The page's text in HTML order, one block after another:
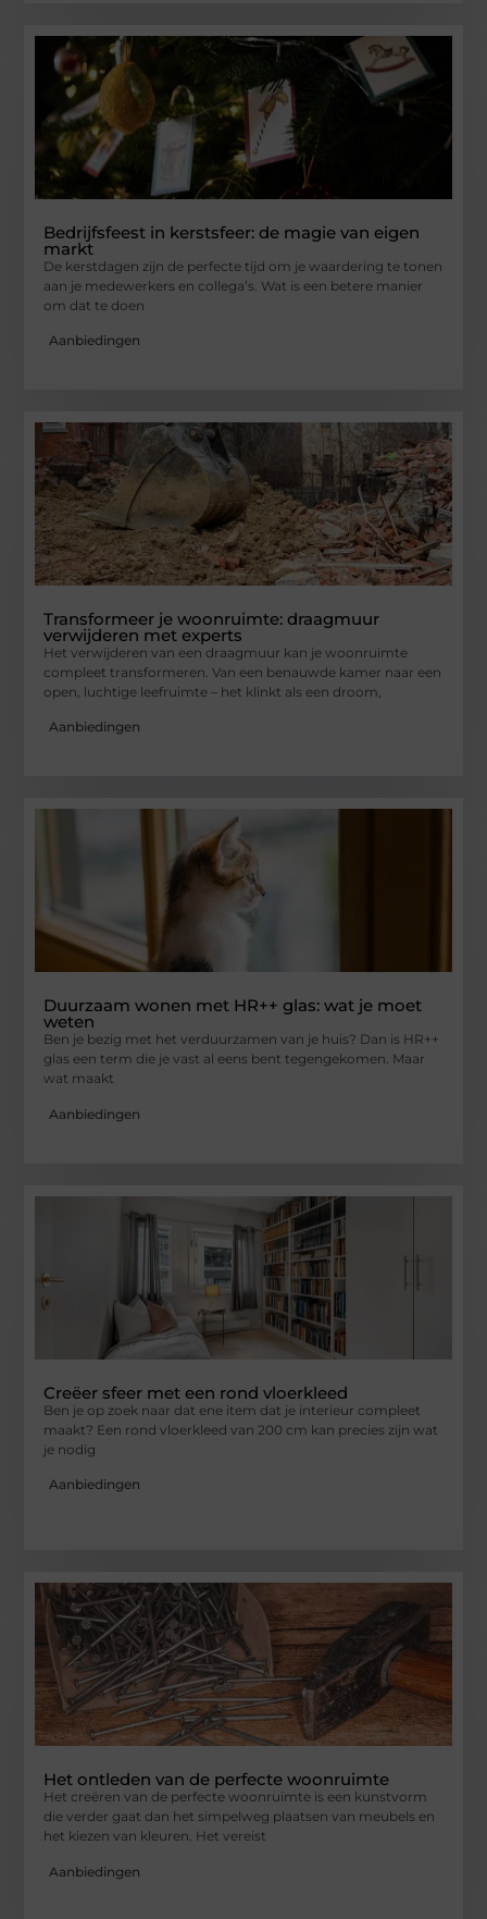
Bedrijfsfeest in kerstsfeer: de magie van eigen
markt
De kerstdagen zijn de perfecte tijd om je waardering te tonen
aan je medewerkers en collega’s. Wat is een betere manier
om dat te doen
Aanbiedingen
Transformeer je woonruimte: draagmuur
verwijderen met experts
Het verwijderen van een draagmuur kan je woonruimte
compleet transformeren. Van een benauwde kamer naar een
open, luchtige leefruimte – het klinkt als een droom,
Aanbiedingen
Duurzaam wonen met HR++ glas: wat je moet
weten
Ben je bezig met het verduurzamen van je huis? Dan is HR++
glas een term die je vast al eens bent tegengekomen. Maar
wat maakt
Aanbiedingen
Creëer sfeer met een rond vloerkleed
Ben je op zoek naar dat ene item dat je interieur compleet
maakt? Een rond vloerkleed van 200 cm kan precies zijn wat
je nodig
Aanbiedingen
Het ontleden van de perfecte woonruimte
Het creëren van de perfecte woonruimte is een kunstvorm
die verder gaat dan het simpelweg plaatsen van meubels en
het kiezen van kleuren. Het vereist
Aanbiedingen